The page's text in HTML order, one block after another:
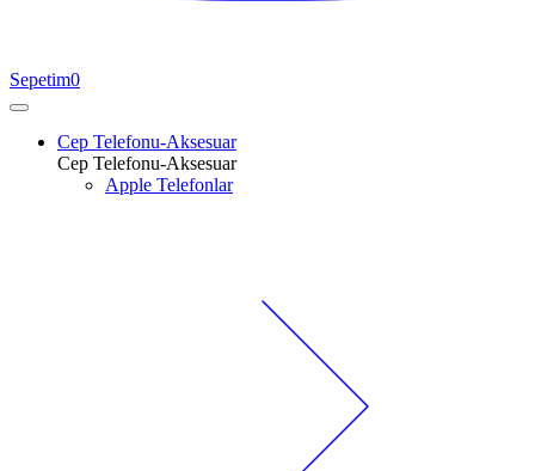
Sepetim0
Cep Telefonu-Aksesuar
Cep Telefonu-Aksesuar
Apple Telefonlar